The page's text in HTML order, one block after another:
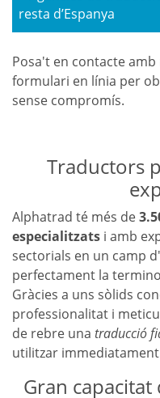
resta d’Espanya
Posa't en contacte
formulari en línia per
sense compromís.
Traductors
Alphatrad té més de
especialitzats i amb
sectorials en un camp
perfectament la
Gràcies a uns sòlids
professionalitat i
de rebre una traducció
utilitzar
Gran capacitat